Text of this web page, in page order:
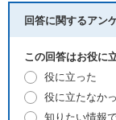
回答に関するアン
この回答はお役に
役に立った
役に立たなか
知りたい情報